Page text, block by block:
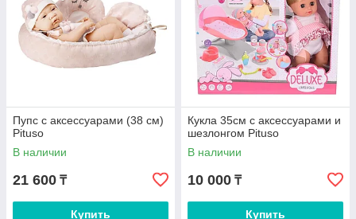
Пупс с аксессуарами (38 см)
Pituso
В наличии
21 600 ₸
Купить
Кукла 35см с аксессуарами и
шезлонгом Pituso
В наличии
10 000 ₸
Купить